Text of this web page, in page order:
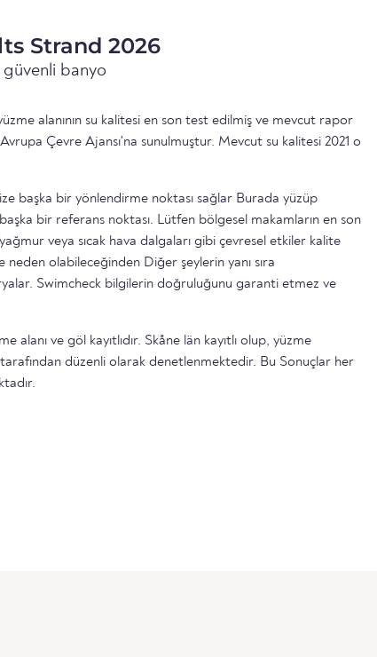
Strand 2026
güvenli banyo
alanının su kalitesi en son test edilmiş ve mevcut rapor
Çevre Ajansı'na sunulmuştur. Mevcut su kalitesi 2021 o
başka bir yönlendirme noktası sağlar Burada yüzüp
bir referans noktası. Lütfen bölgesel makamların en son
veya sıcak hava dalgaları gibi çevresel etkiler kalite
neden olabileceğinden Diğer şeylerin yanı sıra
Swimcheck bilgilerin doğruluğunu garanti etmez ve
alanı ve göl kayıtlıdır. Skåne län kayıtlı olup, yüzme
düzenli olarak denetlenmektedir. Bu Sonuçlar her